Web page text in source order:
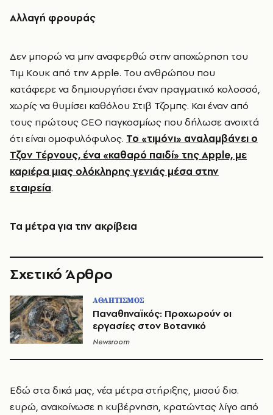
Αλλαγή φρουράς
Δεν μπορώ να μην αναφερθώ στην αποχώρηση του
Τιμ Κουκ από την Apple. Του ανθρώπου που
κατάφερε να δημιουργήσει έναν πραγματικό κολοσσό,
χωρίς να θυμίσει καθόλου Στιβ Τζομπς. Και έναν από
τους πρώτους CEO παγκοσμίως που δήλωσε ανοιχτά
ότι είναι ομοφυλόφυλος. Το «τιμόνι» αναλαμβάνει ο
Τζον Τέρνους, ένα «καθαρό παιδί» της Αpple, με
καριέρα μιας ολόκληρης γενιάς μέσα στην
εταιρεία.
Τα μέτρα για την ακρίβεια
Σχετικό Άρθρο
ΑΘΛΗΤΙΣΜΟΣ
Παναθηναϊκός: Προχωρούν οι
εργασίες στον Βοτανικό
Newsroom
Εδώ στα δικά μας, νέα μέτρα στήριξης, μισού δισ.
ευρώ, ανακοίνωσε η κυβέρνηση, κρατώντας λίγο από